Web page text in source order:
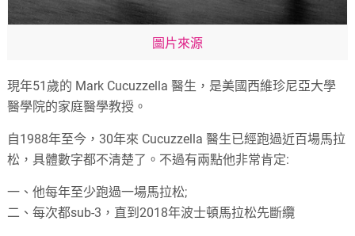
圖片來源
現年51歲的 Mark Cucuzzella 醫生，是美國西維珍尼亞大學
醫學院的家庭醫學教授。
自1988年至今，30年來 Cucuzzella 醫生已經跑過近百場馬拉
松，具體數字都不清楚了。不過有兩點他非常肯定:
一、他每年至少跑過一場馬拉松;
二、每次都sub-3，直到2018年波士頓馬拉松先斷纜